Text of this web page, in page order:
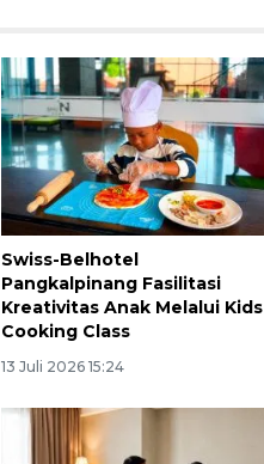
Swiss-Belhotel
Pangkalpinang Fasilitasi
Kreativitas Anak Melalui Kids
Cooking Class
13 Juli 2026 15:24